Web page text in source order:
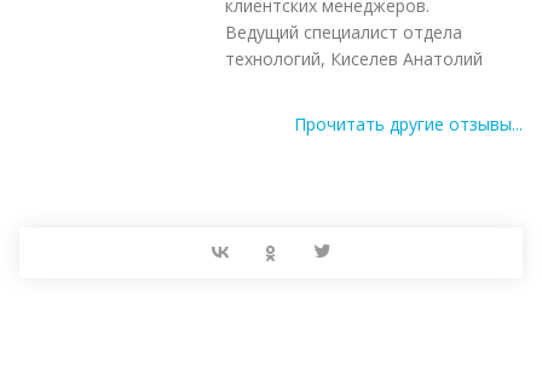
клиентских менеджеров.
Ведущий специалист отдела
технологий, Киселев Анатолий
Прочитать другие отзывы...